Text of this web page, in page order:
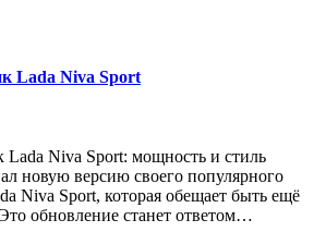
Lada Niva Sport
новую версию своего популярного
Niva Sport, которая обещает быть ещё
обновление станет ответом…